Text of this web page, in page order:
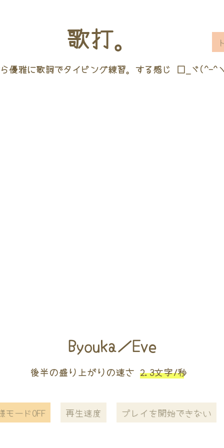
歌打。
優雅に歌詞でタイピング練習。する感じ □_ヾ(^-^
Byouka／Eve
後半の盛り上がりの速さ 2.3文字/秒
モードOFF 再生速度 プレイを開始できない